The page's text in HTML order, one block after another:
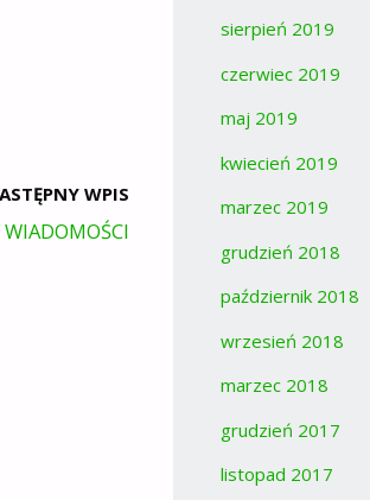
WPIS
sierpień 2019
czerwiec 2019
maj 2019
kwiecień 2019
marzec 2019
grudzień 2018
październik 2018
wrzesień 2018
marzec 2018
grudzień 2017
listopad 2017